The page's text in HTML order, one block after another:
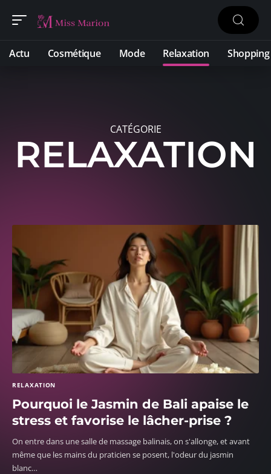
Actu Cosmétique Mode Relaxation Shopping
CATÉGORIE
RELAXATION
RELAXATION
Pourquoi le Jasmin de Bali apaise le
stress et favorise le lâcher-prise ?
On entre dans une salle de massage balinais, on s'allonge, et avant
même que les mains du praticien se posent, l'odeur du jasmin
blanc…